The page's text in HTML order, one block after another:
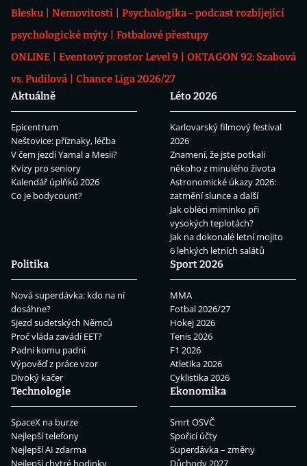
Blesku
Nemovitosti
Psychologika - podcast rozbíjející
psychologické mýty
Fotbalové přestupy
ONLINE
Eventový prostor Level 9
OKTAGON 92: Szabová
vs. Pudilová
Chance Liga 2026/27
Aktuálně
Epicentrum
Neštovice: příznaky, léčba
V čem jezdí Yamal a Mesii?
Kvízy pro seniory
Kalendář úplňků 2026
Co je bodycount?
Léto 2026
Karlovarský filmový festival
2026
Znamení, že jste potkali
někoho z minulého života
Astronomické úkazy 2026:
zatmění slunce a další
Jak obléci miminko při
vysokých teplotách?
Jak na dokonalé letní mojito
6 lehkých letních salátů
Politika
Nová superdávka: kdo na ní
dosáhne?
Sjezd sudetských Němců
Proč vláda zavádí EET?
Padni komu padni
Výpověď z práce vzor
Divoký kačer
Sport 2026
MMA
Fotbal 2026/27
Hokej 2026
Tenis 2026
F1 2026
Atletika 2026
Cyklistika 2026
Technologie
SpaceX na burze
Nejlepší telefony
Nejlepší AI zdarma
Nejlepší chytré hodinky
Ekonomika
Smrt OSVČ
Spořicí účty
Superdávka – změny
Důchody 2027